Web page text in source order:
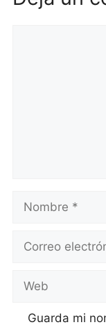
electrónico
Guarda mi